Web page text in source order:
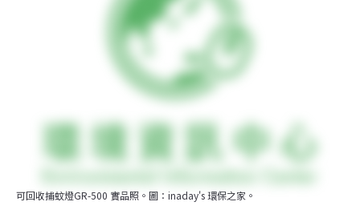
可回收捕蚊燈GR-500 實品照。圖：inaday's 環保之家。